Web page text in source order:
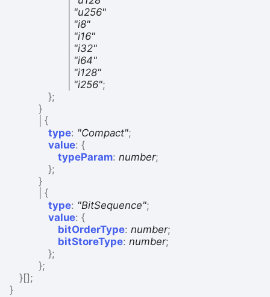
"u256"
"i8"
"i16"
"i32"
"i64"
"i128"
"i256";
};
}
{
type: "Compact";
value: {
typeParam: number;
};
}
{
type: "BitSequence";
value: {
bitOrderType: number;
bitStoreType: number;
};
};
}[];
}